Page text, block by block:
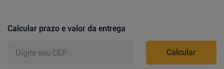
Calcular prazo e valor da entrega
Calcular